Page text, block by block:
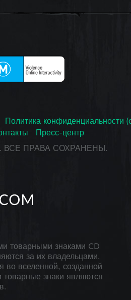
Политика конфиденциальности
Пресс-центр
ВСЕ ПРАВА СОХРАНЕНЫ.
товарными знаками CD
за их владельцами.
во вселенной, созданной
знаки являются